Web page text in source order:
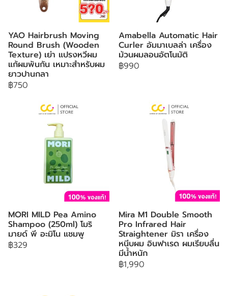
YAO Hairbrush Moving
Round Brush (Wooden
Texture) เย่า แปรงหวีผม
แก้ผมพันกัน เหมาะสำหรับผม
ยาวปานกลา
฿750
Amabella Automatic Hair
Curler อัมมาเบลล่า เครื่อง
ม้วนผมลอนอัตโนมัติ
฿990
MORI MILD Pea Amino
Shampoo (250ml) โมริ
มายด์ พี อะมิโน แชมพู
฿329
Mira M1 Double Smooth
Pro Infrared Hair
Straightener มิรา เครื่อง
หนีบผม อินฟาเรด ผมเรียบลื่น
มีน้ำหนัก
฿1,990